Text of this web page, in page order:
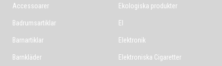
Accessoarer
Badrumsartiklar
Barnartiklar
Barnkläder
Ekologiska produkter
El
Elektronik
Elektroniska Cigaretter